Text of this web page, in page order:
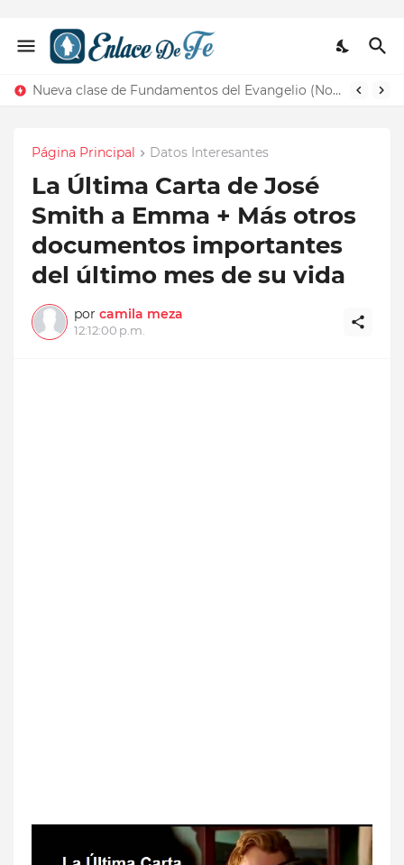
Nueva clase de Fundamentos del Evangelio (Nos recuerda la de Principios del Evangelio)
Página Principal Datos Interesantes
La Última Carta de José
Smith a Emma + Más otros
documentos importantes
del último mes de su vida
por camila meza
12:12:00 p.m.